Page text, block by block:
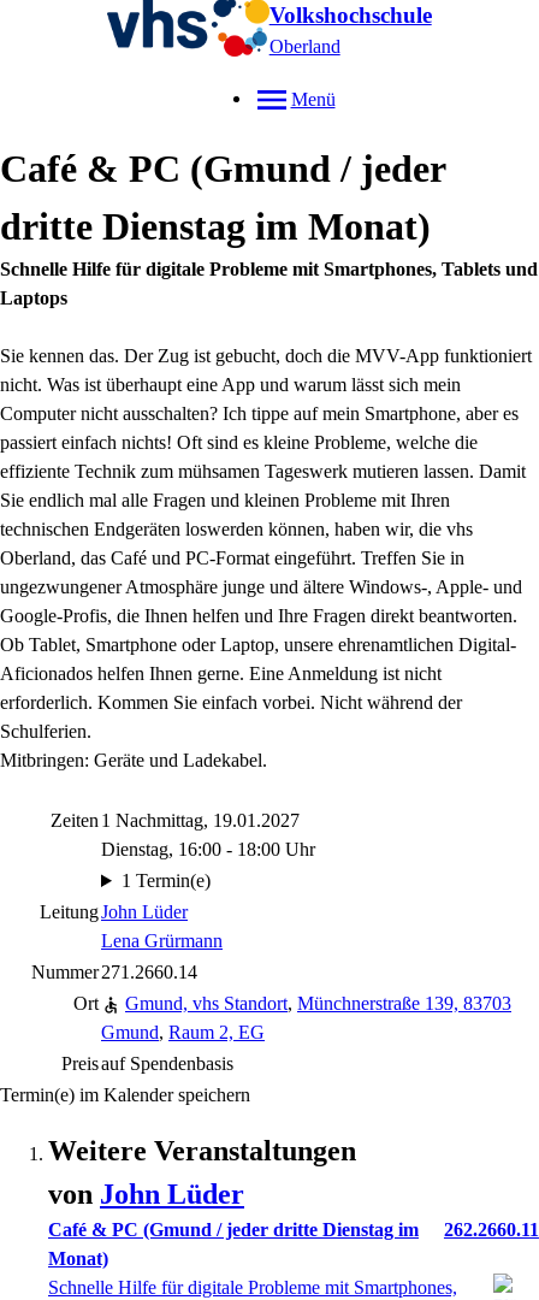
Volkshochschule
Oberland
Menü
Café & PC (Gmund / jeder
dritte Dienstag im Monat)
Schnelle Hilfe für digitale Probleme mit Smartphones, Tablets und
Laptops
Sie kennen das. Der Zug ist gebucht, doch die MVV-App funktioniert
nicht. Was ist überhaupt eine App und warum lässt sich mein
Computer nicht ausschalten? Ich tippe auf mein Smartphone, aber es
passiert einfach nichts! Oft sind es kleine Probleme, welche die
effiziente Technik zum mühsamen Tageswerk mutieren lassen. Damit
Sie endlich mal alle Fragen und kleinen Probleme mit Ihren
technischen Endgeräten loswerden können, haben wir, die vhs
Oberland, das Café und PC-Format eingeführt. Treffen Sie in
ungezwungener Atmosphäre junge und ältere Windows-, Apple- und
Google-Profis, die Ihnen helfen und Ihre Fragen direkt beantworten.
Ob Tablet, Smartphone oder Laptop, unsere ehrenamtlichen Digital-
Aficionados helfen Ihnen gerne. Eine Anmeldung ist nicht
erforderlich. Kommen Sie einfach vorbei. Nicht während der
Schulferien.
Mitbringen: Geräte und Ladekabel.
Zeiten 1 Nachmittag, 19.01.2027
Dienstag, 16:00 - 18:00 Uhr
1 Termin(e)
LeitungJohn Lüder
Lena Grürmann
Nummer271.2660.14
Ort
Gmund, vhs Standort, Münchnerstraße 139, 83703
Gmund, Raum 2, EG
Preisauf Spendenbasis
Termin(e) im Kalender speichern
Weitere Veranstaltungen
von John Lüder
Café & PC (Gmund / jeder dritte Dienstag im
Monat)
262.2660.11
Schnelle Hilfe für digitale Probleme mit Smartphones,